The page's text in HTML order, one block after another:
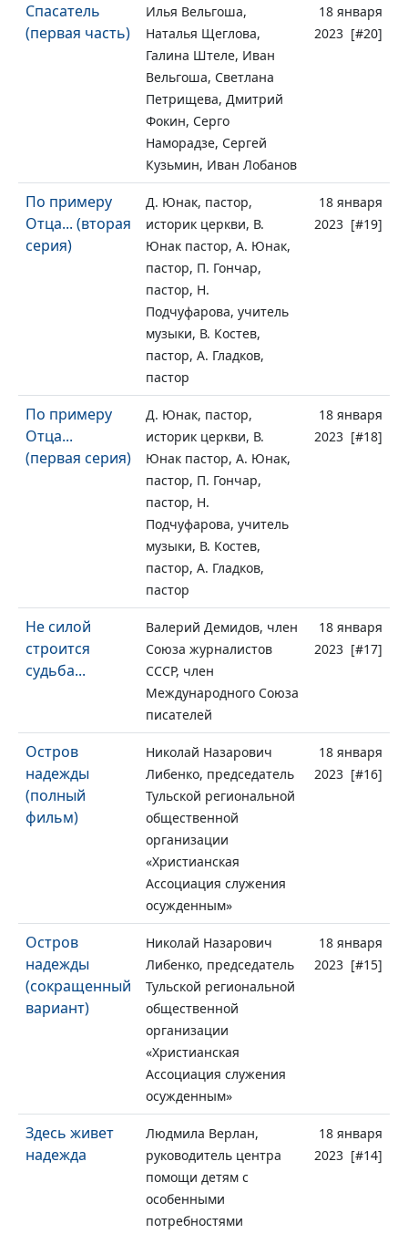
Спасатель
(первая часть)
Илья Вельгоша,
Наталья Щеглова,
Галина Штеле, Иван
Вельгоша, Светлана
Петрищева, Дмитрий
Фокин, Серго
Наморадзе, Сергей
Кузьмин, Иван Лобанов
18 января
2023 [#20]
По примеру
Отца... (вторая
серия)
Д. Юнак, пастор,
историк церкви, В.
Юнак пастор, А. Юнак,
пастор, П. Гончар,
пастор, Н.
Подчуфарова, учитель
музыки, В. Костев,
пастор, А. Гладков,
пастор
18 января
2023 [#19]
По примеру
Отца...
(первая серия)
Д. Юнак, пастор,
историк церкви, В.
Юнак пастор, А. Юнак,
пастор, П. Гончар,
пастор, Н.
Подчуфарова, учитель
музыки, В. Костев,
пастор, А. Гладков,
пастор
18 января
2023 [#18]
Не силой
строится
судьба...
Валерий Демидов, член
Союза журналистов
СССР, член
Международного Союза
писателей
18 января
2023 [#17]
Остров
надежды
(полный
фильм)
Николай Назарович
Либенко, председатель
Тульской региональной
общественной
организации
«Христианская
Ассоциация служения
осужденным»
18 января
2023 [#16]
Остров
надежды
(сокращенный
вариант)
Николай Назарович
Либенко, председатель
Тульской региональной
общественной
организации
«Христианская
Ассоциация служения
осужденным»
18 января
2023 [#15]
Здесь живет
надежда
Людмила Верлан,
руководитель центра
помощи детям с
особенными
потребностями
18 января
2023 [#14]